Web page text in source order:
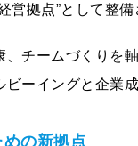
営拠点”として整
、チームづくり
ーイングと企業
の新拠点